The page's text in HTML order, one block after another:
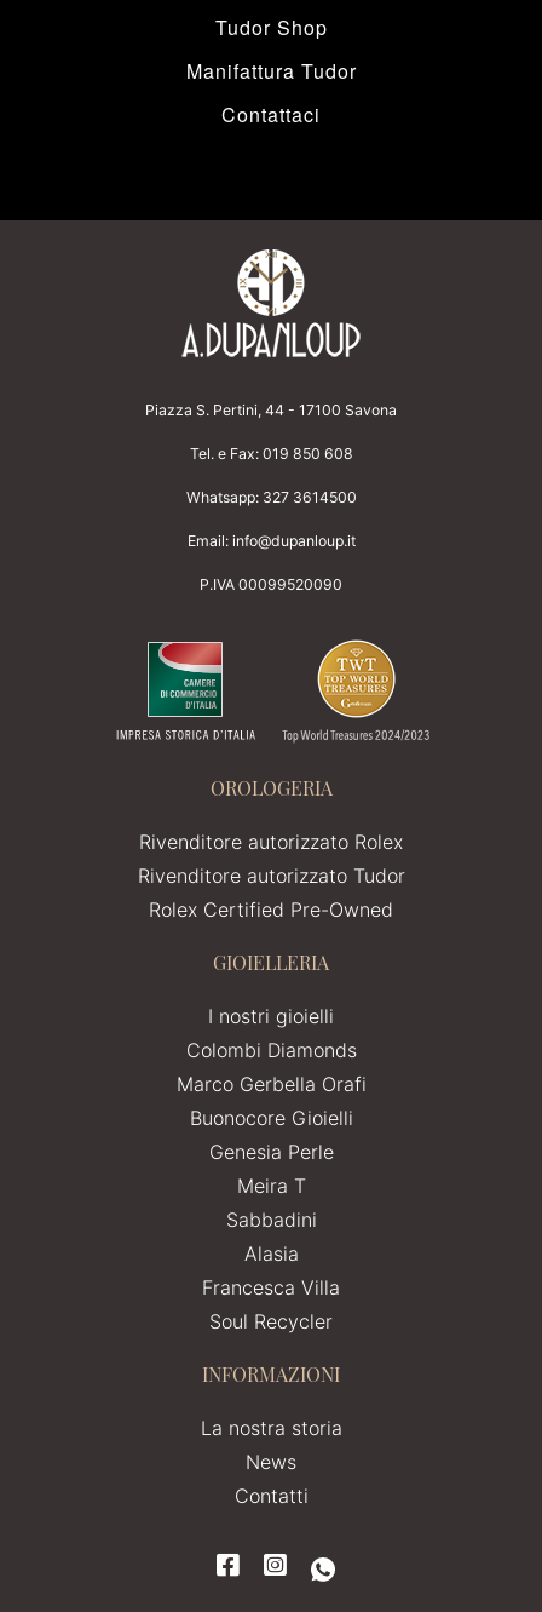
Tudor Shop
Manifattura Tudor
Contattaci
Piazza S. Pertini, 44 - 17100 Savona
Tel. e Fax: 019 850 608
Whatsapp: 327 3614500
Email: info@dupanloup.it
P.IVA 00099520090
OROLOGERIA
Rivenditore autorizzato Rolex
Rivenditore autorizzato Tudor
Rolex Certified Pre-Owned
GIOIELLERIA
I nostri gioielli
Colombi Diamonds
Marco Gerbella Orafi
Buonocore Gioielli
Genesia Perle
Meira T
Sabbadini
Alasia
Francesca Villa
Soul Recycler
INFORMAZIONI
La nostra storia
News
Contatti